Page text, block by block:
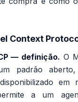
Context
— definição. O
padrão
em
a um